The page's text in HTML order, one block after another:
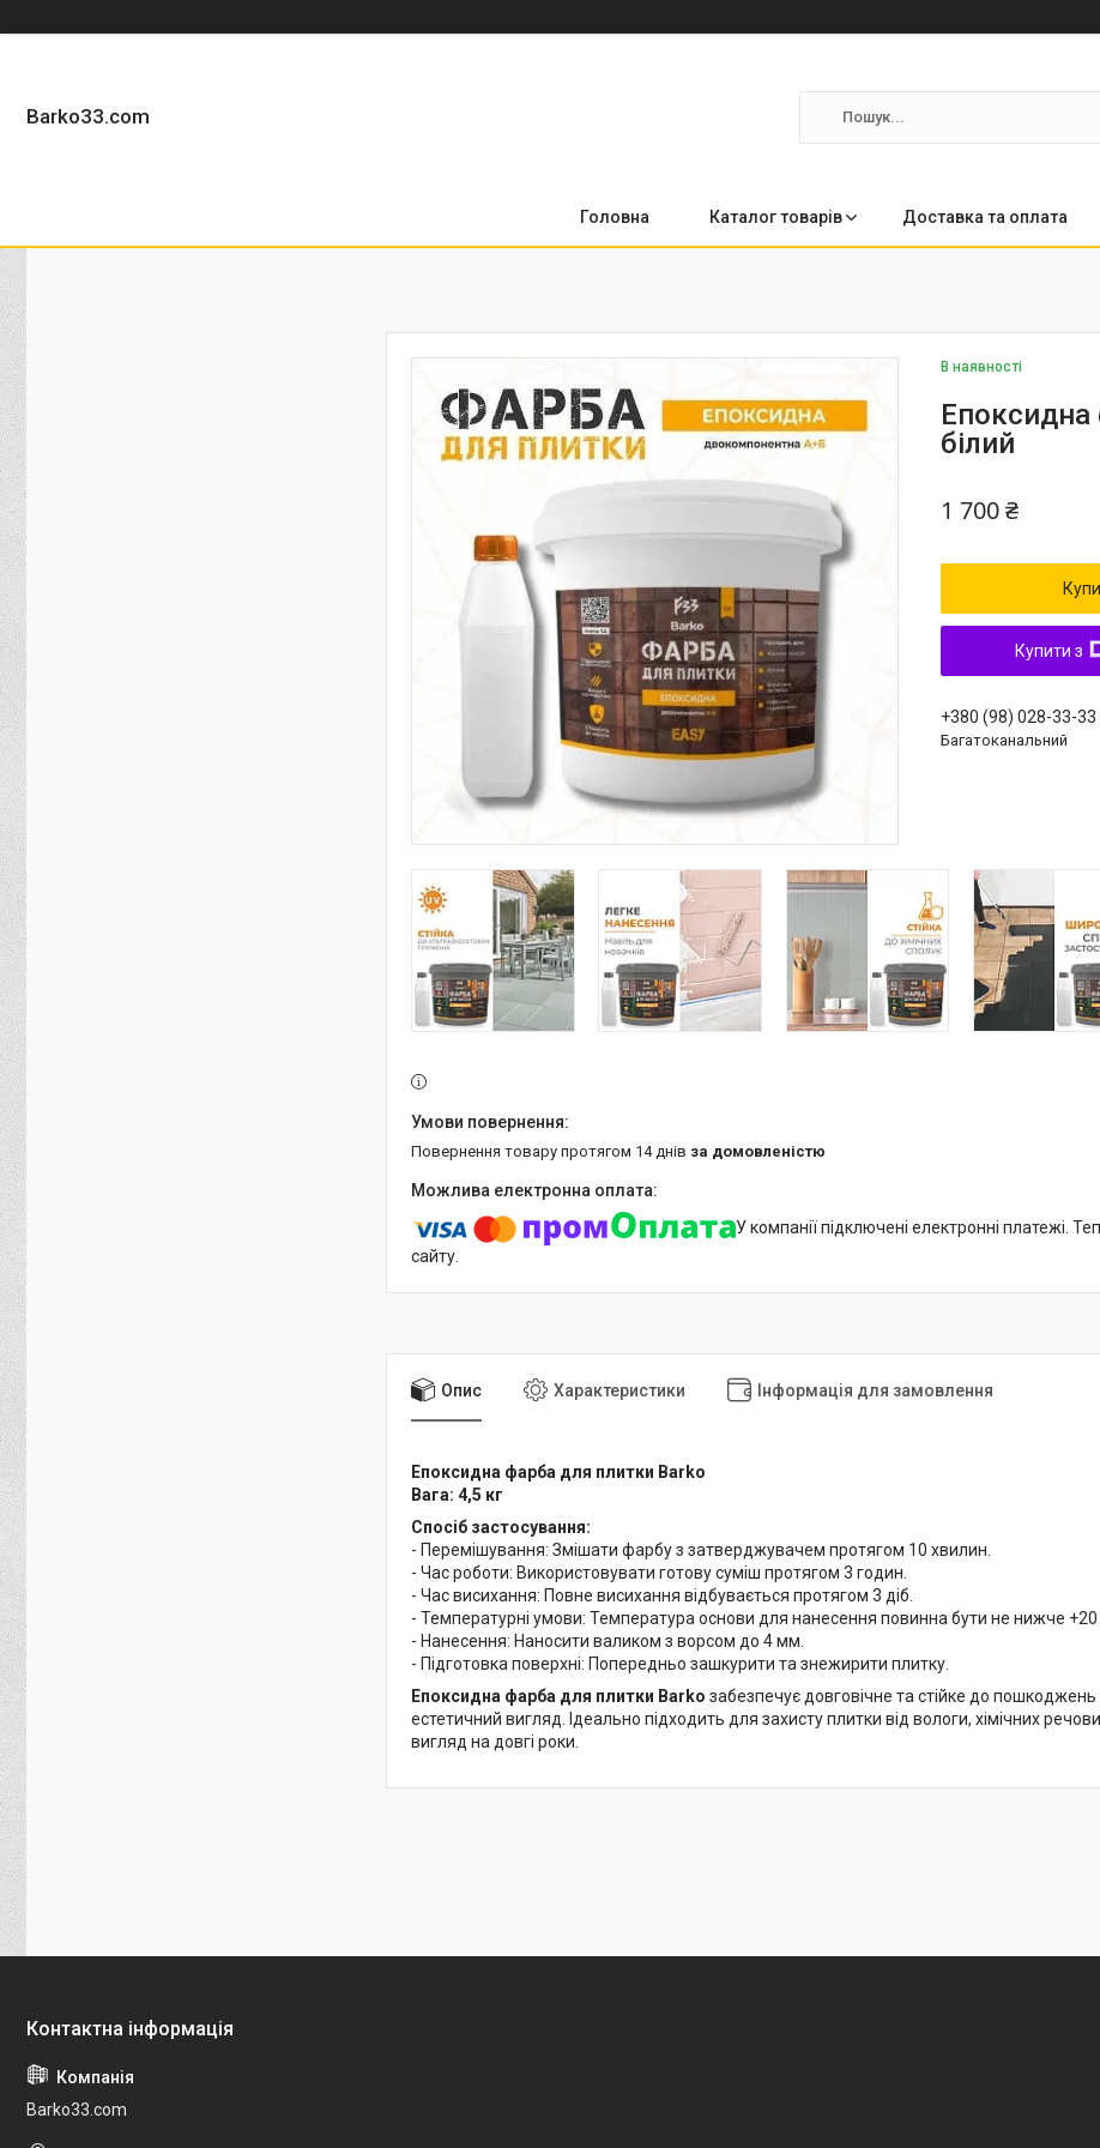
Barko33.com
Головна Каталог товарів Доставка та оплата
В наявності
Епоксидна
білий
1 700 ₴
Купити з
+380 (98) 028-33-33
Багатоканальний
повернення товару протягом 14 днів за домовленістю
У компанії підключені електронні платежі.
сайту.
Опис Характеристики Інформація для замовлення
Епоксидна фарба для плитки Barko
Вага: 4,5 кг
Спосіб застосування:
- Перемішування: Змішати фарбу з затверджувачем протягом 10 хвилин.
- Час роботи: Використовувати готову суміш протягом 3 годин.
- Час висихання: Повне висихання відбувається протягом 3 діб.
- Температурні умови: Температура основи для нанесення повинна бути не нижче +20
- Нанесення: Наносити валиком з ворсом до 4 мм.
- Підготовка поверхні: Попередньо зашкурити та знежирити плитку.
Епоксидна фарба для плитки Barko забезпечує довговічне та стійке до пошкоджень
естетичний вигляд. Ідеально підходить для захисту плитки від вологи, хімічних
вигляд на довгі роки.
Barko33.com